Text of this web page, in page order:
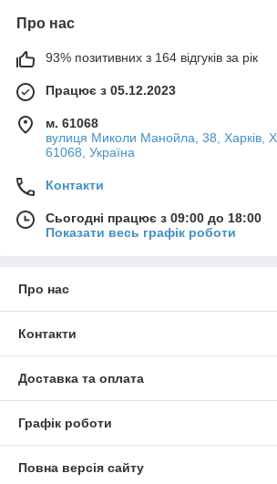
Про нас
93% позитивних з 164 відгуків за рік
Працює з 05.12.2023
м. 61068
вулиця Миколи Манойла, 38, Харків,
61068, Україна
Контакти
Сьогодні працює з 09:00 до 18:00
Показати весь графік роботи
Про нас
Контакти
Доставка та оплата
Графік роботи
Повна версія сайту